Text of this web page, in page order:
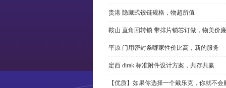
贵港 隐藏式铰链规格，物超所值
鞍山 直角回转锁 带排片锁芯订做，物美价廉
平凉 门用密封条哪家性价比高，新的服务
定西 dirak 标准附件设计方案，共存共赢
【优质】如果你选择一个戴乐克，你就不